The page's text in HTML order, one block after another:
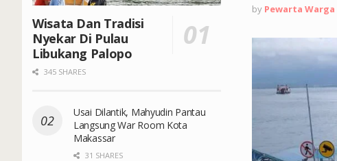
by Pewarta Warga
Wisata Dan Tradisi
Nyekar Di Pulau
Libukang Palopo
345 SHARES
Usai Dilantik, Mahyudin Pantau
Langsung War Room Kota
Makassar
31 SHARES